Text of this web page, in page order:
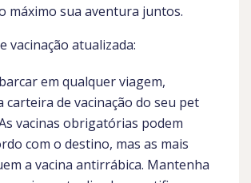
máximo sua aventura juntos.
vacinação atualizada:
em qualquer viagem,
carteira de vacinação do seu pet
vacinas obrigatórias podem
com o destino, mas as mais
a vacina antirrábica. Mantenha